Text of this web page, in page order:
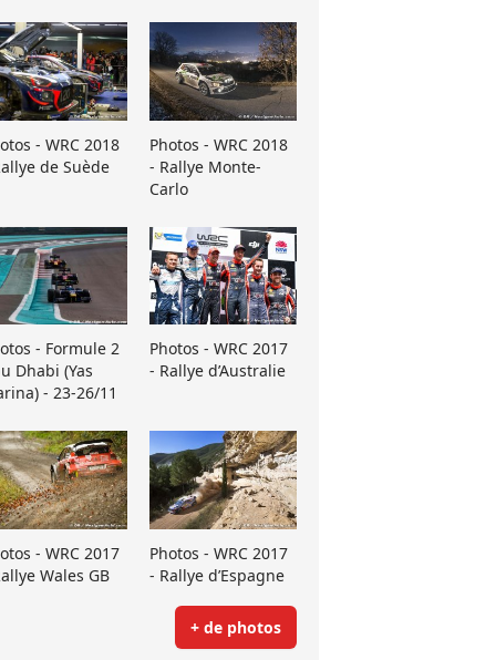
- WRC 2018
de Suède
Photos - WRC 2018
- Rallye Monte-
Carlo
- Formule 2
Dhabi (Yas
- 23-26/11
Photos - WRC 2017
- Rallye d’Australie
- WRC 2017
Wales GB
Photos - WRC 2017
- Rallye d’Espagne
+ de photos